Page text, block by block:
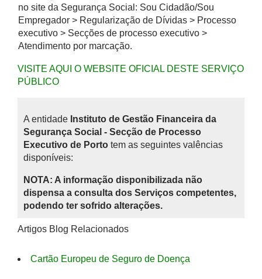
no site da Segurança Social: Sou Cidadão/Sou
Empregador > Regularização de Dívidas > Processo
executivo > Secções de processo executivo >
Atendimento por marcação.
VISITE AQUI O WEBSITE OFICIAL DESTE SERVIÇO
PÚBLICO
A entidade Instituto de Gestão Financeira da
Segurança Social - Secção de Processo
Executivo de Porto tem as seguintes valências
disponíveis:
NOTA: A informação disponibilizada não
dispensa a consulta dos Serviços competentes,
podendo ter sofrido alterações.
Artigos Blog Relacionados
Cartão Europeu de Seguro de Doença